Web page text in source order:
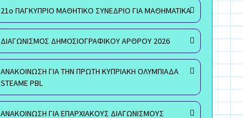
21ο ΠΑΓΚΥΠΡΙΟ ΜΑΘΗΤΙΚΟ ΣΥΝΕΔΡΙΟ ΓΙΑ ΜΑΘΗΜΑΤΙΚΑ
ΔΙΑΓΩΝΙΣΜΟΣ ΔΗΜΟΣΙΟΓΡΑΦΙΚΟΥ ΑΡΘΡΟΥ 2026
ΑΝΑΚΟΙΝΩΣΗ ΓΙΑ ΤΗΝ ΠΡΩΤΗ ΚΥΠΡΙΑΚΗ ΟΛΥΜΠΙΑΔΑ
STEAME PBL
ΑΝΑΚΟΙΝΩΣΗ ΓΙΑ ΕΠΑΡΧΙΑΚΟΥΣ ΔΙΑΓΩΝΙΣΜΟΥΣ